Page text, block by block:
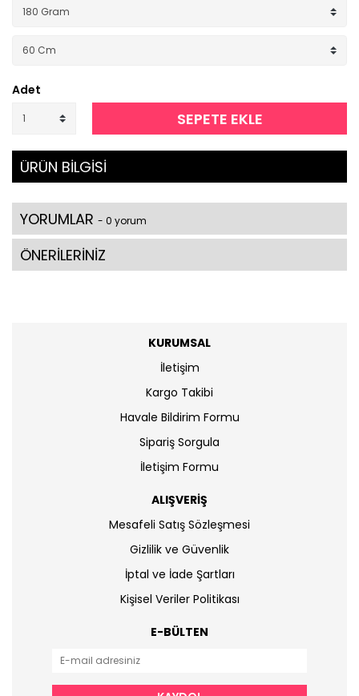
Adet
SEPETE EKLE
ÜRÜN BİLGİSİ
YORUMLAR - 0 yorum
ÖNERİLERİNİZ
KURUMSAL
İletişim
Kargo Takibi
Havale Bildirim Formu
Sipariş Sorgula
İletişim Formu
ALIŞVERİŞ
Mesafeli Satış Sözleşmesi
Gizlilik ve Güvenlik
İptal ve İade Şartları
Kişisel Veriler Politikası
E-BÜLTEN